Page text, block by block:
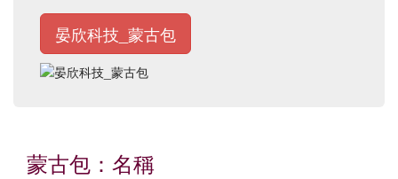
晏欣科技_蒙古包
蒙古包：名稱